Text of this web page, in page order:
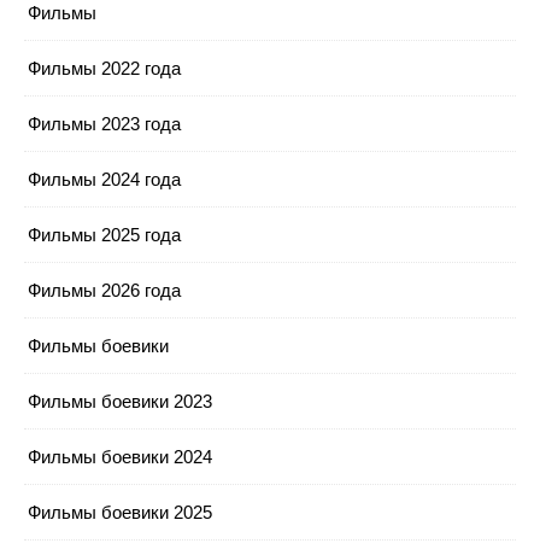
Фильмы
Фильмы 2022 года
Фильмы 2023 года
Фильмы 2024 года
Фильмы 2025 года
Фильмы 2026 года
Фильмы боевики
Фильмы боевики 2023
Фильмы боевики 2024
Фильмы боевики 2025